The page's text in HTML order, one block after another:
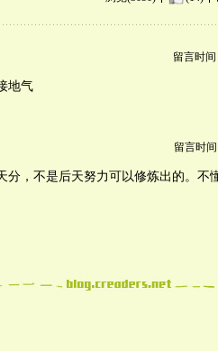
留言时间
地气
留言时间
分，不是后天努力可以修炼出的。不